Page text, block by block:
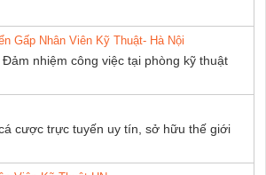
Gấp Nhân Viên Kỹ Thuật- Hà Nội
nhiệm công việc tại phòng kỹ thuật
cược trực tuyến uy tín, sở hữu thế giới